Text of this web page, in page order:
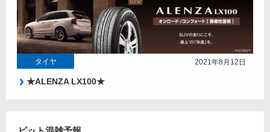
タイヤ 2021年8月12日
★ALENZA LX100★